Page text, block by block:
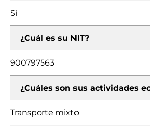
Si
¿Cuál es su NIT?
900797563
¿Cuáles son sus actividades
Transporte mixto